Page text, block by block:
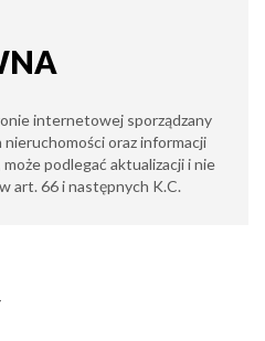
internetowej sporządzany
oraz informacji
podlegać aktualizacji i nie
art. 66 i następnych K.C.